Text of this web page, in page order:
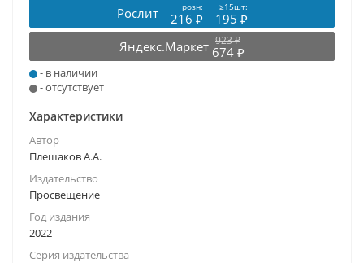
Рослит розн: ≥15шт:
216 ₽
195 ₽
Яндекс.Маркет 923 ₽
674 ₽
- в наличии
- отсутствует
Характеристики
Автор
Плешаков А.А.
Издательство
Просвещение
Год издания
2022
Серия издательства